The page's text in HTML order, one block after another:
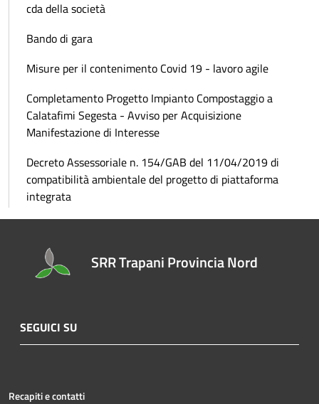
cda della società
Bando di gara
Misure per il contenimento Covid 19 - lavoro agile
Completamento Progetto Impianto Compostaggio a
Calatafimi Segesta - Avviso per Acquisizione
Manifestazione di Interesse
Decreto Assessoriale n. 154/GAB del 11/04/2019 di
compatibilità ambientale del progetto di piattaforma
integrata
SRR Trapani Provincia Nord
SEGUICI SU
Recapiti e contatti